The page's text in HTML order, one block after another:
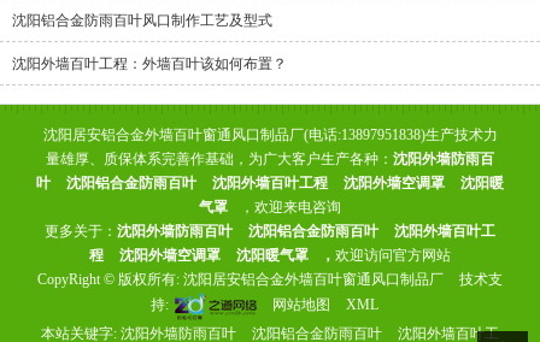
沈阳铝合金防雨百叶风口制作工艺及型式
沈阳外墙百叶工程：外墙百叶该如何布置？
沈阳居安铝合金外墙百叶窗通风口制品厂(电话:13897951838)生产技术力
量雄厚、质保体系完善作基础，为广大客户生产各种： 沈阳外墙防雨百
叶
沈阳铝合金防雨百叶 沈阳外墙百叶工程 沈阳外墙空调罩
沈阳暖
气罩
，欢迎来电咨询
更多关于： 沈阳外墙防雨百叶 沈阳铝合金防雨百叶
沈阳外墙百叶工
程
沈阳外墙空调罩 沈阳暖气罩 ， 欢迎访问官方网站
CopyRight © 版权所有: 沈阳居安铝合金外墙百叶窗通风口制品厂
技术支
持:
网站地图
XML
本站关键字: 沈阳外墙防雨百叶 沈阳铝合金防雨百叶 沈阳外墙百叶工